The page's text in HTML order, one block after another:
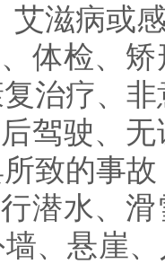
艾滋病或
体检、
治疗、
驾驶、
致的事故
潜水、
、悬崖